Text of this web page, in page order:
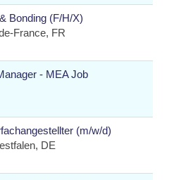
Bonding (F/H/X)
France, FR
- MEA Job
(m/w/d)
DE